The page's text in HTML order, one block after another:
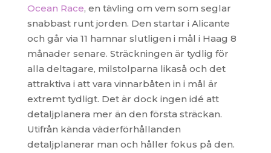
Ocean Race, en tävling om vem som seglar
snabbast runt jorden. Den startar i Alicante
och går via 11 hamnar slutligen i mål i Haag 8
månader senare. Sträckningen är tydlig för
alla deltagare, milstolparna likaså och det
attraktiva i att vara vinnarbåten in i mål är
extremt tydligt. Det är dock ingen idé att
detaljplanera mer än den första sträckan.
Utifrån kända väderförhållanden
detaljplanerar man och håller fokus på den.